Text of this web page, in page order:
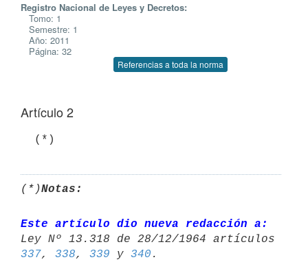
Registro Nacional de Leyes y Decretos:
Tomo: 1
Semestre: 1
Año: 2011
Página: 32
Referencias a toda la norma
Artículo 2
  (*)
(*)Notas:
Este artículo dio nueva redacción a:
337, 338, 339 y 340